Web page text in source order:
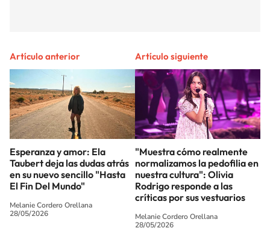
Artículo anterior
Esperanza y amor: Ela
Taubert deja las dudas atrás
en su nuevo sencillo "Hasta
El Fin Del Mundo"
Melanie Cordero Orellana
28/05/2026
Artículo siguiente
"Muestra cómo realmente
normalizamos la pedofilia en
nuestra cultura": Olivia
Rodrigo responde a las
críticas por sus vestuarios
Melanie Cordero Orellana
28/05/2026